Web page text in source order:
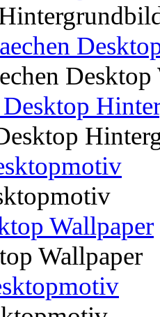
Desktop
Wallpaper